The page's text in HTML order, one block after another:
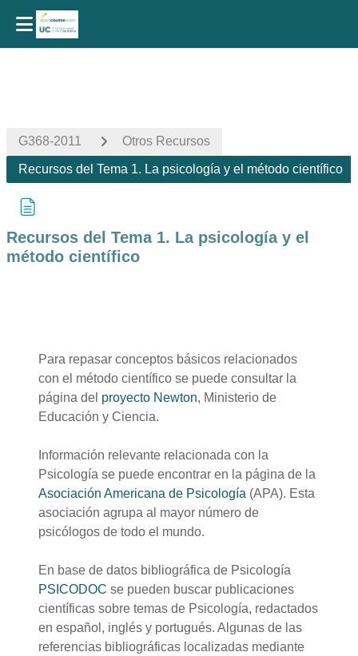
G368-2011 Otros Recursos
Recursos del Tema 1. La psicología y el método científico
Recursos del Tema 1. La psicología y el
método científico
Para repasar conceptos básicos relacionados
con el método científico se puede consultar la
página del proyecto Newton, Ministerio de
Educación y Ciencia.
Información relevante relacionada con la
Psicología se puede encontrar en la página de la
Asociación Americana de Psicología (APA). Esta
asociación agrupa al mayor número de
psicólogos de todo el mundo.
En base de datos bibliográfica de Psicología
PSICODOC se pueden buscar publicaciones
científicas sobre temas de Psicología, redactados
en español, inglés y portugués. Algunas de las
referencias bibliográficas localizadas mediante